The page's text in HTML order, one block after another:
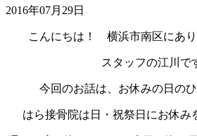
2016年07月29日
こんにちは！ 横浜市南区にあ
スタッフの江川で
今回のお話は、お休みの日の
はら接骨院は日・祝祭日にお休み